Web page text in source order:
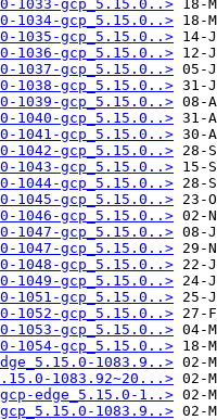
1033-gcp_5.15.0..>
1034-gcp_5.15.0..>
1035-gcp_5.15.0..>
1036-gcp_5.15.0..>
1037-gcp_5.15.0..>
1038-gcp_5.15.0..>
1039-gcp_5.15.0..>
1040-gcp_5.15.0..>
1041-gcp_5.15.0..>
1042-gcp_5.15.0..>
1043-gcp_5.15.0..>
1044-gcp_5.15.0..>
1045-gcp_5.15.0..>
1046-gcp_5.15.0..>
1047-gcp_5.15.0..>
1047-gcp_5.15.0..>
1048-gcp_5.15.0..>
1049-gcp_5.15.0..>
1051-gcp_5.15.0..>
1052-gcp_5.15.0..>
1053-gcp_5.15.0..>
1054-gcp_5.15.0..>
1083.9..>
1083.92~20...>
edge_5.15.0-1..>
1083.9..>